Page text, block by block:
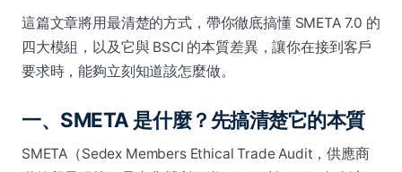
這篇文章將用最清楚的方式，帶你徹底搞懂 SMETA 7.0 的
四大模組，以及它與 BSCI 的本質差異，讓你在接到客戶
要求時，能夠立刻知道該怎麼做。
一、SMETA 是什麼？先搞清楚它的本質
SMETA（Sedex Members Ethical Trade Audit，供應商